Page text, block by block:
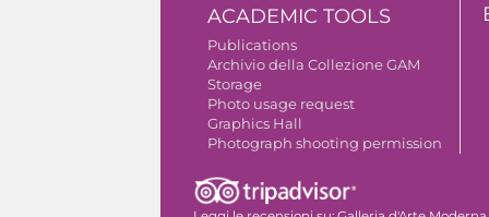
ACADEMIC TOOLS
Publications
Archivio della Collezione GAM
Storage
Photo usage request
Graphics Hall
Photograph shooting permission